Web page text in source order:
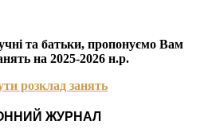
та батьки, пропонуємо Вам
на 2025-2026 н.р.
розклад занять
ЖУРНАЛ